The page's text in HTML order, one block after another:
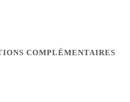
COMPLÉMENTAIRES